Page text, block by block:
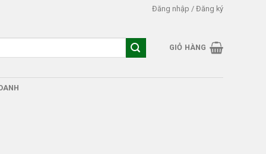
Đăng nhập / Đăng ký
GIỎ HÀNG